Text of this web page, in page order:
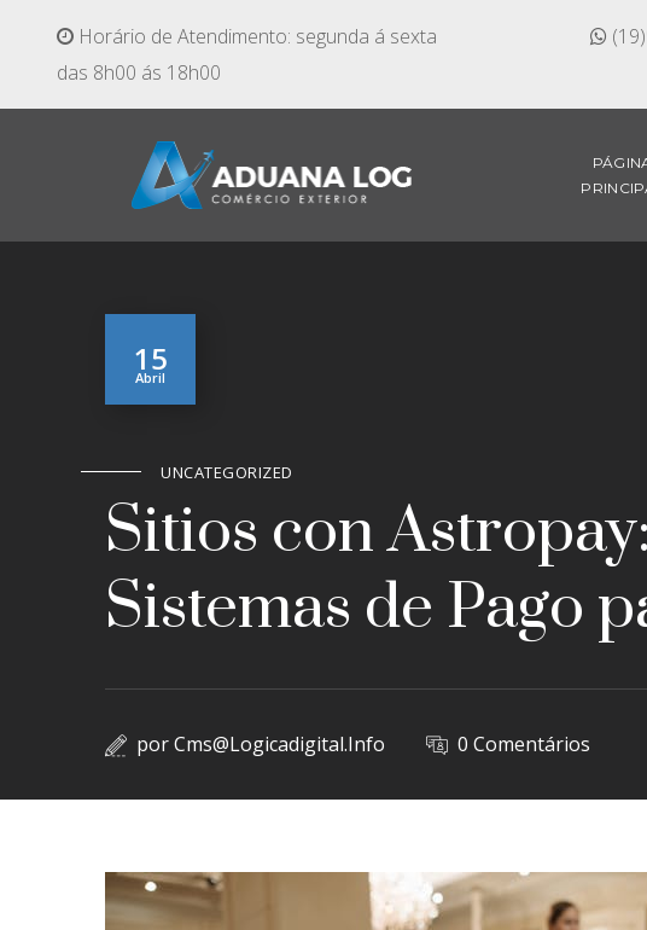
Horário de Atendimento: segunda á sexta
das 8h00 ás 18h00
15
Abril
UNCATEGORIZED
Sitios con
Sistemas de Pago
porCms@logicadigital.info 0 Comentários